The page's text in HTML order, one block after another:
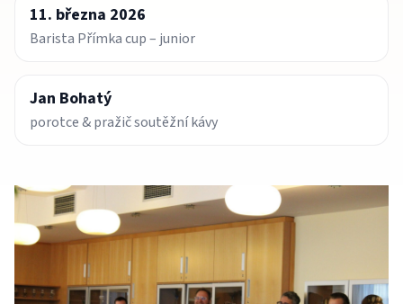
11. března 2026
Barista Přímka cup – junior
Jan Bohatý
porotce & pražič soutěžní kávy